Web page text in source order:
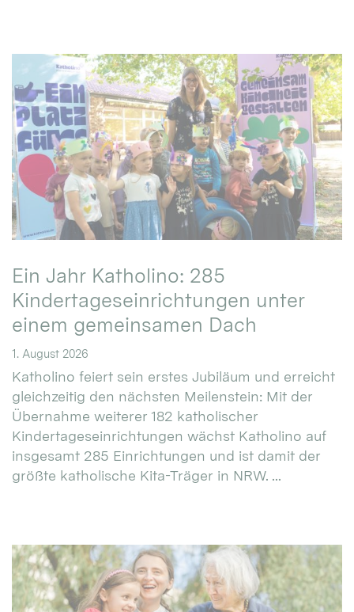
Ein Jahr Katholino: 285
Kindertageseinrichtungen unter
einem gemeinsamen Dach
1. August 2026
Katholino feiert sein erstes Jubiläum und erreicht
gleichzeitig den nächsten Meilenstein: Mit der
Übernahme weiterer 182 katholischer
Kindertageseinrichtungen wächst Katholino auf
insgesamt 285 Einrichtungen und ist damit der
größte katholische Kita-Träger in NRW. ...